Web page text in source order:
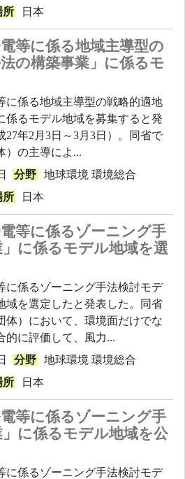
所 日本
等に係る地域主導型の
の構築事業」に係るモ
に係る地域主導型の戦略的適地
係るモデル地域を募集すると発
年2月3日～3月3日）。同省で
）の主導によ...
分野 地球環境 環境総合
所 日本
等に係るゾーニング手
に係るモデル地域を選
に係るゾーニング手法検討モデ
域を選定したと発表した。同省
体）において、環境面だけでな
的に評価して、風力...
分野 地球環境 環境総合
所 日本
等に係るゾーニング手
に係るモデル地域を公
に係るゾーニング手法検討モデ